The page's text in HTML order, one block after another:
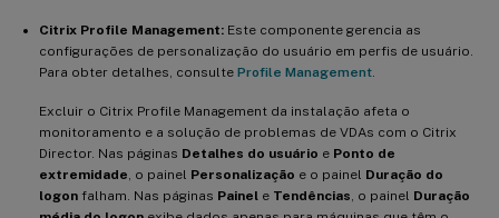
Citrix Profile Management: Este componente gerencia as
configurações de personalização do usuário em perfis de usuário.
Para obter detalhes, consulte Profile Management
Excluir o Citrix Profile Management da instalação afeta o
monitoramento e a solução de problemas de VDAs com o Citrix
Director. Nas páginas Detalhes do usuário e Ponto de
extremidade , o painel Personalização e o painel Duração do
logon falham. Nas páginas Painel e Tendências , o painel Duração